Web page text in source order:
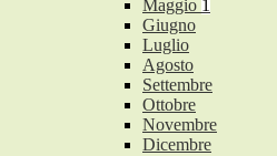
Maggio 1
Giugno
Luglio
Agosto
Settembre
Ottobre
Novembre
Dicembre